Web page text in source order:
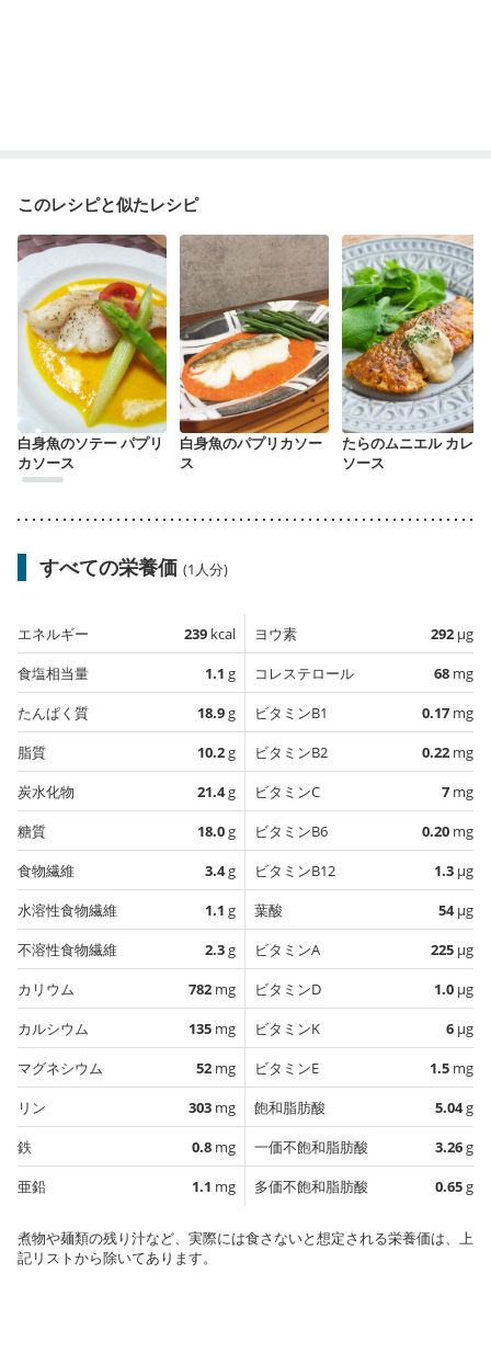
このレシピと似たレシピ
白身魚のソテー パプリ
カソース
白身魚のパプリカソー
ス
たらのムニエル カレー
ソース
すべての栄養価 (1人分)
エネルギー 239 kcal
食塩相当量
1.1 g
たんぱく質
18.9g
脂質
10.2g
炭水化物
21.4g
糖質
18.0g
食物繊維
3.4g
水溶性食物繊維
1.1 g
不溶性食物繊維
2.3g
カリウム
782 mg
カルシウム
135 mg
マグネシウム
52 mg
リン
303 mg
鉄
0.8 mg
亜鉛
1.1 mg
ヨウ素 292 µg
コレステロール
68 mg
ビタミンB1
0.17 mg
ビタミンB2
0.22 mg
ビタミンC
7 mg
ビタミンB6
0.20 mg
ビタミンB12
1.3 µg
葉酸
54µg
ビタミンA
225 µg
ビタミンD
1.0 µg
ビタミンK
6 µg
ビタミンE
1.5 mg
飽和脂肪酸
5.04g
一価不飽和脂肪酸
3.26g
多価不飽和脂肪酸
0.65g
煮物や麺類の残り汁など、実際には食さないと想定される栄養価は、上
記リストから除いてあります。